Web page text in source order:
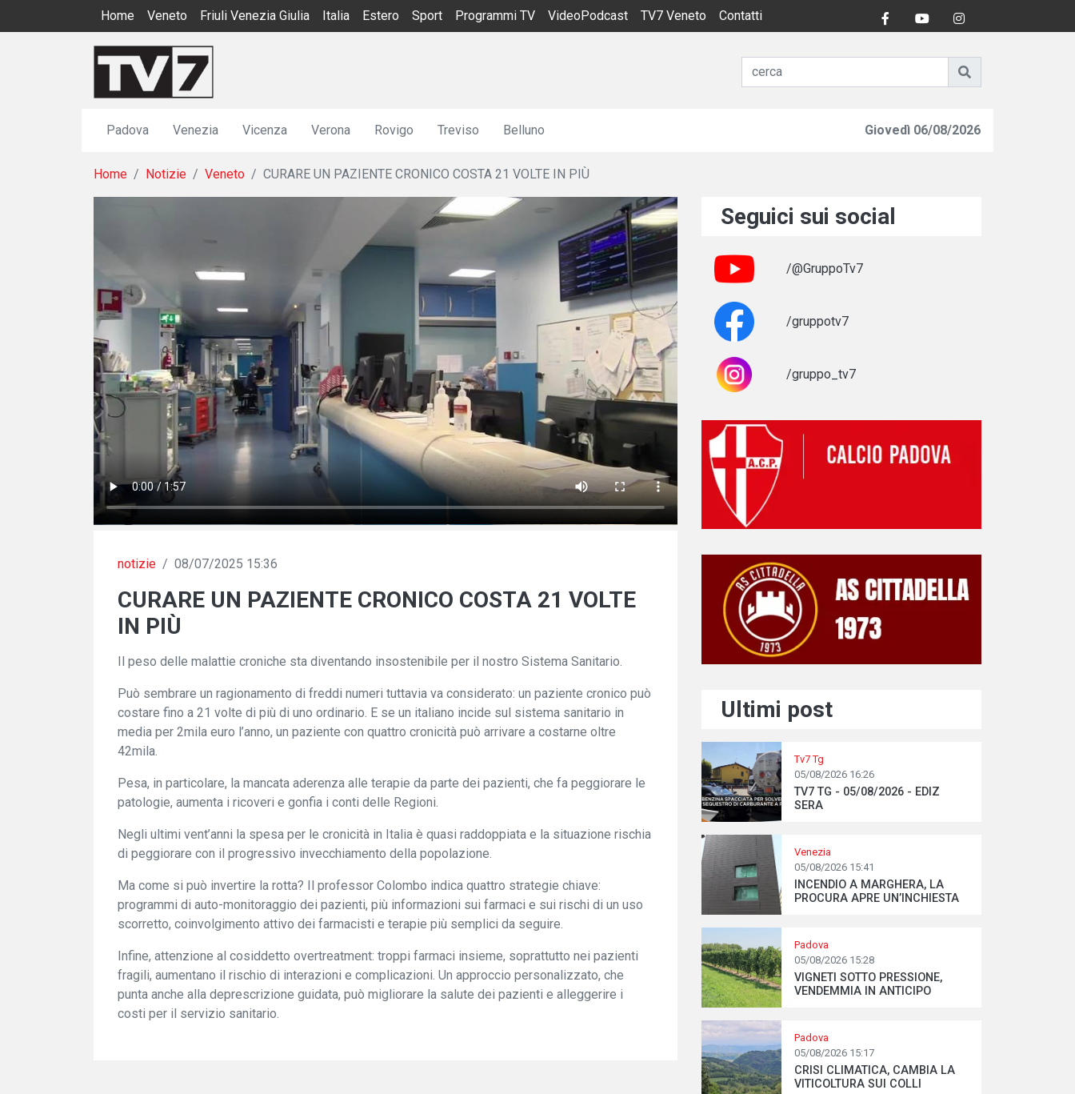
Home Veneto Friuli Venezia Giulia Italia Estero Sport Programmi TV VideoPodcast TV7 Veneto Contatti
Padova Venezia Vicenza Verona Rovigo Treviso Belluno Giovedì 06/08/2026
Home Notizie Veneto CURARE UN PAZIENTE CRONICO COSTA 21 VOLTE IN PIÙ
notizie / 08/07/2025 15:36
CURARE UN PAZIENTE CRONICO COSTA 21 VOLTE
IN PIÙ
Il peso delle malattie croniche sta diventando insostenibile per il nostro Sistema Sanitario.
Può sembrare un ragionamento di freddi numeri tuttavia va considerato: un paziente cronico può
costare fino a 21 volte di più di uno ordinario. E se un italiano incide sul sistema sanitario in
media per 2mila euro l’anno, un paziente con quattro cronicità può arrivare a costarne oltre
42mila.
Pesa, in particolare, la mancata aderenza alle terapie da parte dei pazienti, che fa peggiorare le
patologie, aumenta i ricoveri e gonfia i conti delle Regioni.
Negli ultimi vent’anni la spesa per le cronicità in Italia è quasi raddoppiata e la situazione rischia
di peggiorare con il progressivo invecchiamento della popolazione.
Ma come si può invertire la rotta? Il professor Colombo indica quattro strategie chiave:
programmi di auto-monitoraggio dei pazienti, più informazioni sui farmaci e sui rischi di un uso
scorretto, coinvolgimento attivo dei farmacisti e terapie più semplici da seguire.
Infine, attenzione al cosiddetto overtreatment: troppi farmaci insieme, soprattutto nei pazienti
fragili, aumentano il rischio di interazioni e complicazioni. Un approccio personalizzato, che
punta anche alla deprescrizione guidata, può migliorare la salute dei pazienti e alleggerire i
costi per il servizio sanitario.
Seguici sui social
/@GruppoTv7
/gruppotv7
/gruppo_tv7
Ultimi post
Tv7 Tg
05/08/2026 16:26
TV7 TG - 05/08/2026 - EDIZ
SERA
Venezia
05/08/2026 15:41
INCENDIO A MARGHERA, LA
PROCURA APRE UN’INCHIESTA
Padova
05/08/2026 15:28
VIGNETI SOTTO PRESSIONE,
VENDEMMIA IN ANTICIPO
Padova
05/08/2026 15:17
CRISI CLIMATICA, CAMBIA LA
VITICOLTURA SUI COLLI